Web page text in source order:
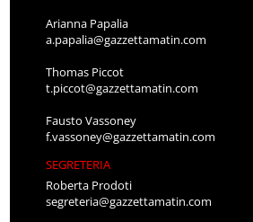
Arianna Papalia
a.papalia@gazzettamatin.com
Thomas Piccot
t.piccot@gazzettamatin.com
Fausto Vassoney
f.vassoney@gazzettamatin.com
SEGRETERIA
Roberta Prodoti
segreteria@gazzettamatin.com